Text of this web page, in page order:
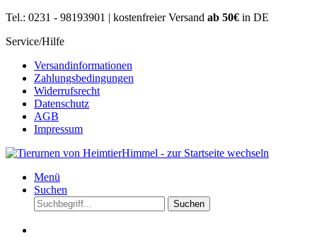
Tel.: 0231 - 98193901 | kostenfreier Versand ab 50€ in DE
Service/Hilfe
Versandinformationen
Zahlungsbedingungen
Widerrufsrecht
Datenschutz
AGB
Impressum
Menü
Suchen
Suchen